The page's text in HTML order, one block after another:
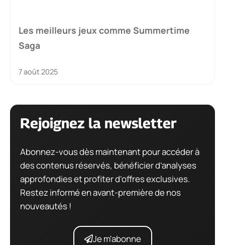
Les meilleurs jeux comme Summertime
Saga
7 août 2025
Rejoignez la newsletter
Abonnez-vous dès maintenant pour accéder à
des contenus réservés, bénéficier d’analyses
approfondies et profiter d’offres exclusives.
Restez informé en avant-première de nos
nouveautés !
Je m'abonne